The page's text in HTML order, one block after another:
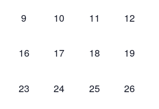
0
9
0
10
0
11
0
12
0
16
0
17
0
18
0
19
0
23
0
24
0
25
0
26